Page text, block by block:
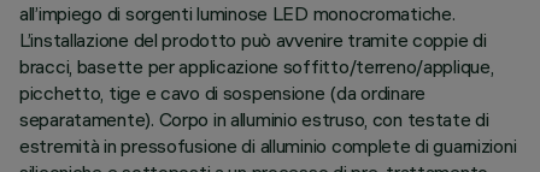
all’impiego di sorgenti luminose LED monocromatiche.
L’installazione del prodotto può avvenire tramite coppie di
bracci, basette per applicazione soffitto/terreno/applique,
picchetto, tige e cavo di sospensione (da ordinare
separatamente). Corpo in alluminio estruso, con testate di
estremità in pressofusione di alluminio complete di guarnizioni